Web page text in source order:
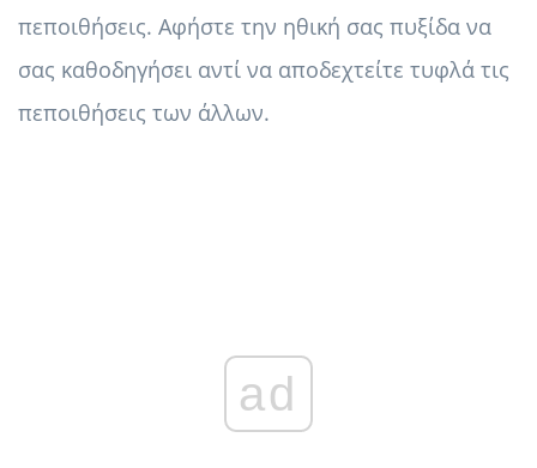
πεποιθήσεις. Αφήστε την ηθική σας πυξίδα να
σας καθοδηγήσει αντί να αποδεχτείτε τυφλά τις
πεποιθήσεις των άλλων.
ad